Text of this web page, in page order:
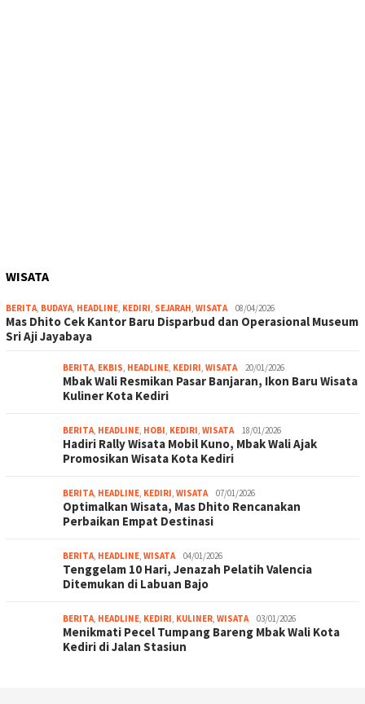
WISATA
BERITA, BUDAYA, HEADLINE, KEDIRI, SEJARAH, WISATA 08/04/2026
Mas Dhito Cek Kantor Baru Disparbud dan Operasional Museum
Sri Aji Jayabaya
BERITA, EKBIS, HEADLINE, KEDIRI, WISATA 20/01/2026
Mbak Wali Resmikan Pasar Banjaran, Ikon Baru Wisata
Kuliner Kota Kediri
BERITA, HEADLINE, HOBI, KEDIRI, WISATA 18/01/2026
Hadiri Rally Wisata Mobil Kuno, Mbak Wali Ajak
Promosikan Wisata Kota Kediri
BERITA, HEADLINE, KEDIRI, WISATA 07/01/2026
Optimalkan Wisata, Mas Dhito Rencanakan
Perbaikan Empat Destinasi
BERITA, HEADLINE, WISATA 04/01/2026
Tenggelam 10 Hari, Jenazah Pelatih Valencia
Ditemukan di Labuan Bajo
BERITA, HEADLINE, KEDIRI, KULINER, WISATA 03/01/2026
Menikmati Pecel Tumpang Bareng Mbak Wali Kota
Kediri di Jalan Stasiun